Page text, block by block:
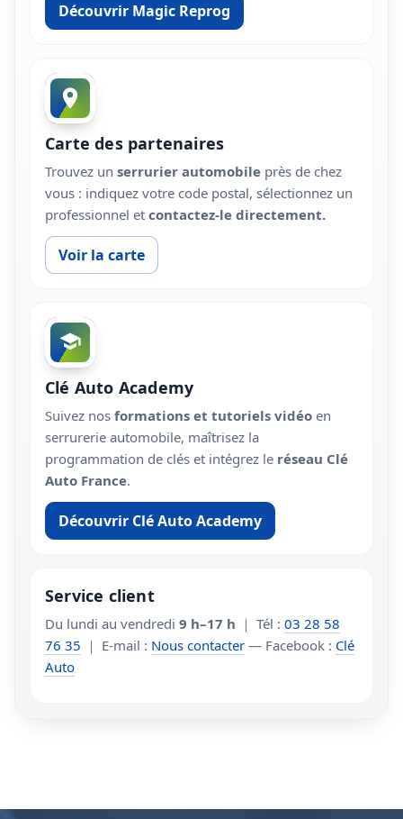
Découvrir Magic Reprog
Carte des partenaires
Trouvez un serrurier automobile près de chez
vous : indiquez votre code postal, sélectionnez un
professionnel et contactez-le directement.
Voir la carte
Clé Auto Academy
Suivez nos formations et tutoriels vidéo en
serrurerie automobile, maîtrisez la
programmation de clés et intégrez le réseau Clé
Auto France.
Découvrir Clé Auto Academy
Service client
Du lundi au vendredi 9 h–17 h ｜ Tél : 03 28 58
76 35 ｜ E-mail : Nous contacter — Facebook : Clé
Auto